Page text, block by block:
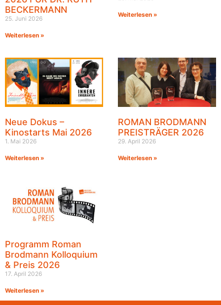
BECKERMANN
25. Juni 2026
Weiterlesen »
Weiterlesen »
Neue Dokus –
Kinostarts Mai 2026
1. Mai 2026
Weiterlesen »
ROMAN BRODMANN
PREISTRÄGER 2026
29. April 2026
Weiterlesen »
Programm Roman
Brodmann Kolloquium
& Preis 2026
17. April 2026
Weiterlesen »